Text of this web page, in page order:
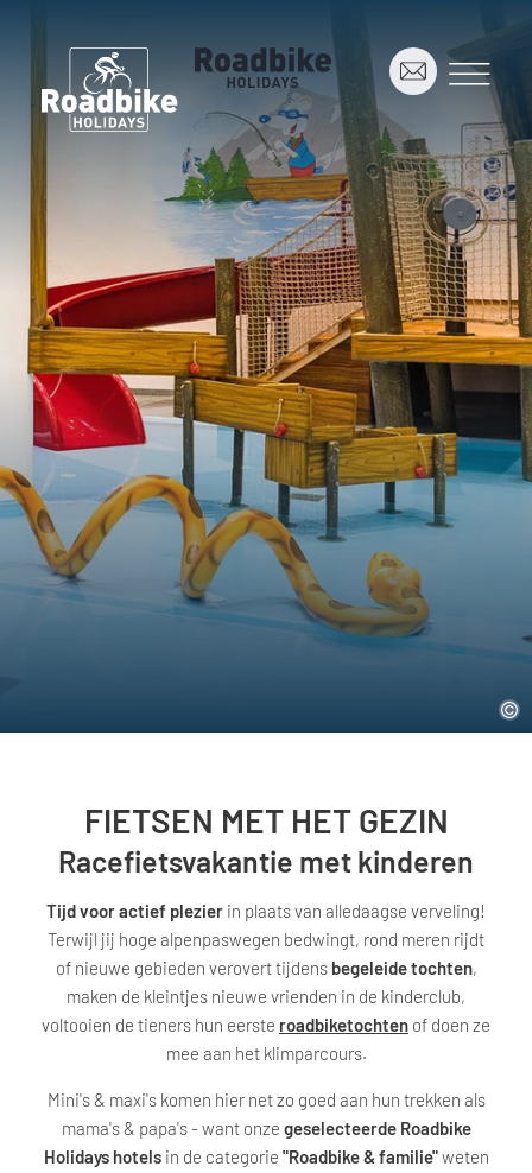
FIETSEN MET HET GEZIN
Racefietsvakantie met kinderen
Tijd voor actief plezier in plaats van alledaagse verveling!
Terwijl jij hoge alpenpaswegen bedwingt, rond meren rijdt
of nieuwe gebieden verovert tijdens begeleide tochten,
maken de kleintjes nieuwe vrienden in de kinderclub,
voltooien de tieners hun eerste roadbiketochten of doen ze
mee aan het klimparcours.
Mini's & maxi's komen hier net zo goed aan hun trekken als
mama's & papa's - want onze geselecteerde Roadbike
Holidays hotelsin de categorie "Roadbike & familie"weten